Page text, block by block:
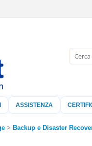
ASSISTENZA
Backup e Disaster